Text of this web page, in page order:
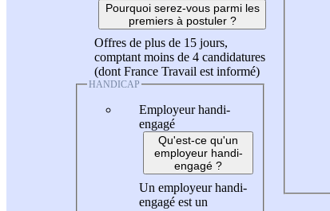
Pourquoi serez-vous parmi les
premiers à postuler ?
Offres de plus de 15 jours,
comptant moins de 4 candidatures
(dont France Travail est informé)
HANDICAP
Employeur handi-
engagé
Qu'est-ce qu'un
employeur handi-
engagé ?
Un employeur handi-
engagé est un